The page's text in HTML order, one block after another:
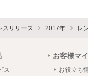
スリリース 2017年 レ
ス
お客様マ
お役立ち